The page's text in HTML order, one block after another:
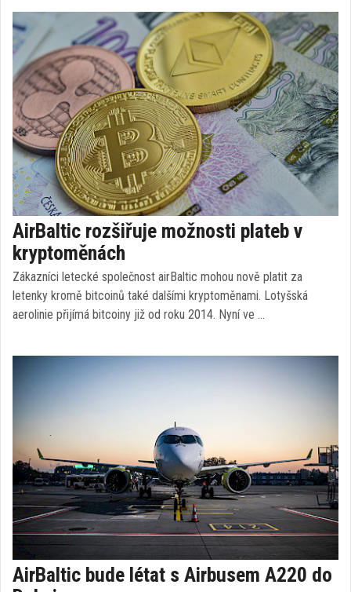
AirBaltic rozšiřuje možnosti plateb v
kryptoměnách
Zákazníci letecké společnost airBaltic mohou nově platit za
letenky kromě bitcoinů také dalšími kryptoměnami. Lotyšská
aerolinie přijímá bitcoiny již od roku 2014. Nyní ve …
AirBaltic bude létat s Airbusem A220 do